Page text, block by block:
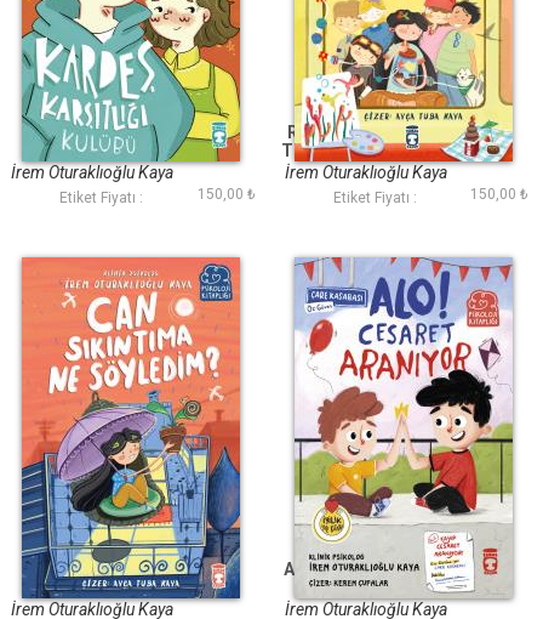
Kardeş Karşıtlığı
Kulübü
İrem Oturaklıoğlu Kaya
Etiket Fiyatı : 150,00 ₺
Renklerimin Sırrı Ne
Travma Tramvayında
Yolculuk
İrem Oturaklıoğlu Kaya
Etiket Fiyatı : 150,00 ₺
Can Sıkıntıma Ne
Söyledim
İrem Oturaklıoğlu Kaya
Alo Cesaret Aranıyor
İrem Oturaklıoğlu Kaya